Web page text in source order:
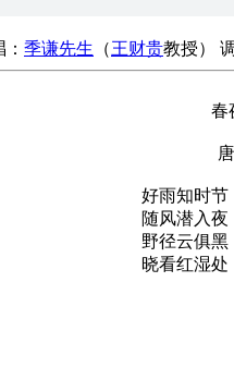
季谦先生 （王财贵教授）
春
好雨知时节
随风潜入夜
野径云俱黑
晓看红湿处